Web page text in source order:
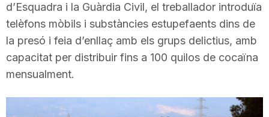
t
d’Esquadra i la Guàrdia Civil, el treballador introduïa
telèfons mòbils i substàncies estupefaents dins de
la presó i feia d’enllaç amb els grups delictius, amb
capacitat per distribuir fins a 100 quilos de cocaïna
mensualment.